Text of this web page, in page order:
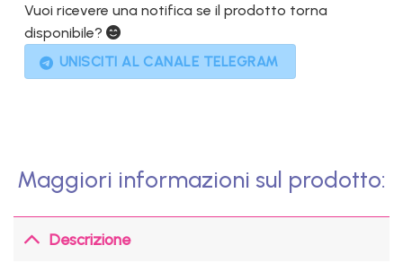
Vuoi ricevere una notifica se il prodotto torna
disponibile?
UNISCITI AL CANALE TELEGRAM
Maggiori informazioni sul prodotto:
Descrizione